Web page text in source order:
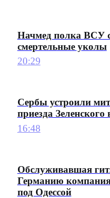
Начмед полка ВСУ
смертельные уколы
20:29
Сербы устроили
приезда Зеленского
16:48
Обслуживавшая
Германию компания
под Одессой